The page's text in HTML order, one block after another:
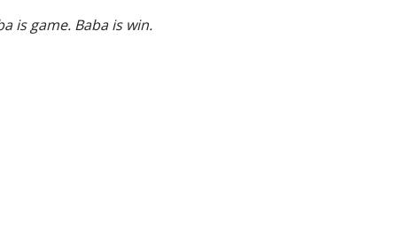
is game. Baba is win.